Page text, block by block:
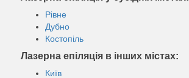
Рівне
Дубно
Костопіль
Лазерна епіляція в інших містах:
Київ